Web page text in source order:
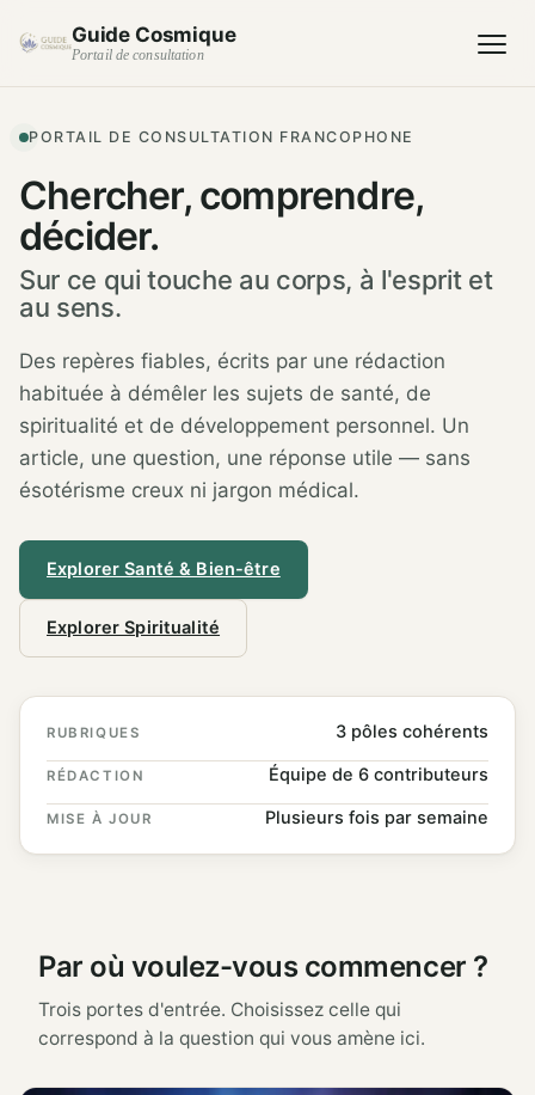
Guide Cosmique
Portail de consultation
PORTAIL DE CONSULTATION FRANCOPHONE
Chercher, comprendre,
décider.
Sur ce qui touche au corps, à l'esprit et
au sens.
Des repères fiables, écrits par une rédaction
habituée à démêler les sujets de santé, de
spiritualité et de développement personnel. Un
article, une question, une réponse utile — sans
ésotérisme creux ni jargon médical.
Explorer Santé & Bien-être
Explorer Spiritualité
RUBRIQUES 3 pôles cohérents
RÉDACTION Équipe de 6 contributeurs
MISE À JOUR Plusieurs fois par semaine
Par où voulez-vous commencer ?
Trois portes d'entrée. Choisissez celle qui
correspond à la question qui vous amène ici.